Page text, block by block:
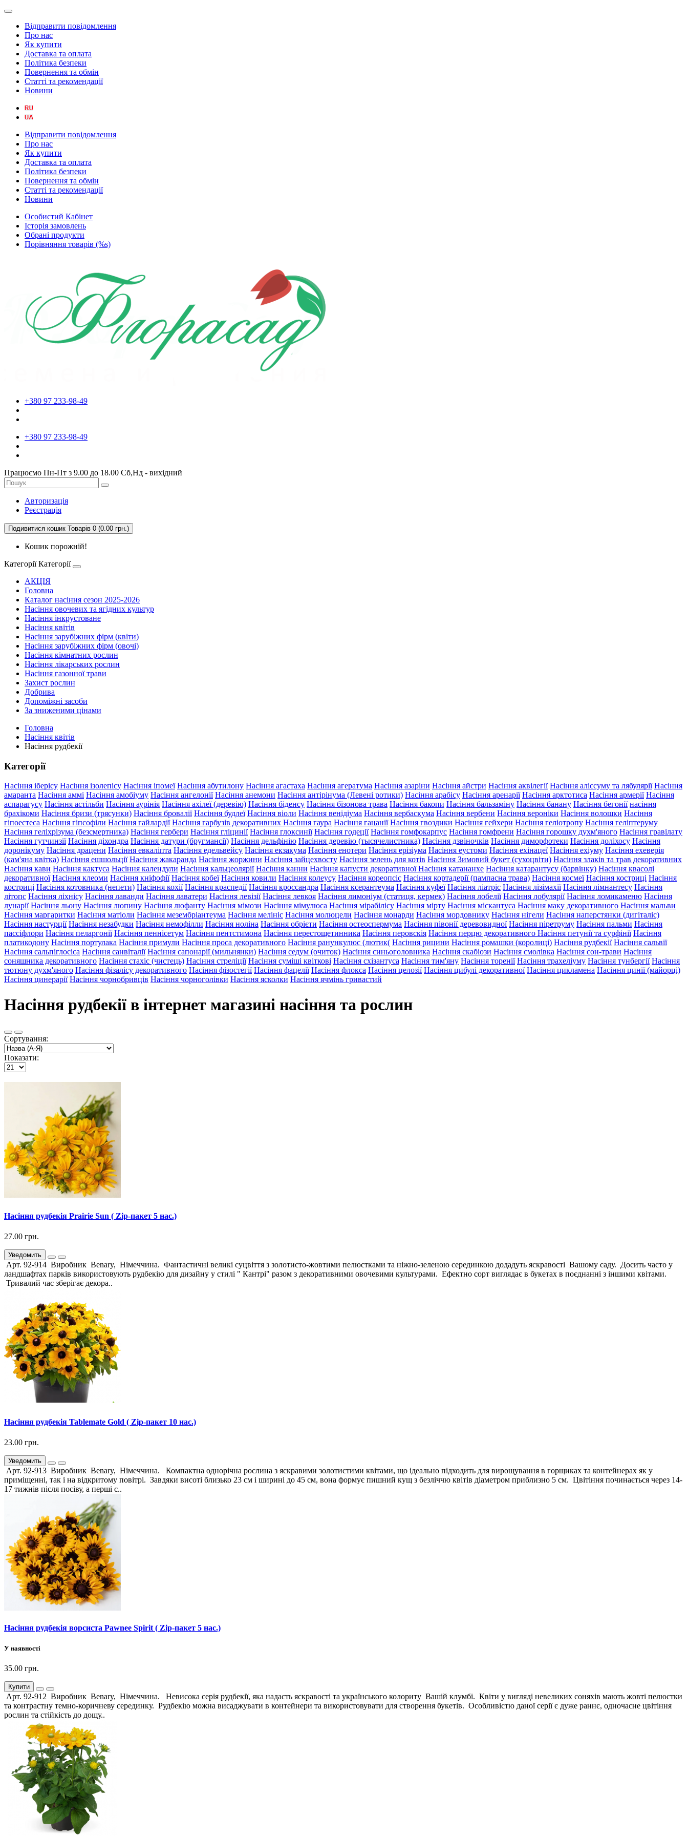
Відправити повідомлення
Про нас
Як купити
Доставка та оплата
Політика безпеки
Повернення та обмін
Статті та рекомендації
Новини
Відправити повідомлення
Про нас
Як купити
Доставка та оплата
Політика безпеки
Повернення та обмін
Статті та рекомендації
Новини
Особистий Кабінет
Історія замовлень
Обрані продукти
Порівняння товарів (%s)
+380 97 233-98-49
+380 97 233-98-49
Працюємо Пн-Пт з 9.00 до 18.00 Сб,Нд - вихідний
Авторизація
Реєстрація
Подивитися кошик Товарів 0 (0.00 грн.)
Кошик порожній!
Категорії Категорії
АКЦІЯ
Головна
Каталог насіння сезон 2025-2026
Насіння овочевих та ягідних культур
Насіння інкрустоване
Насіння квітів
Насіння зарубіжних фірм (квіти)
Насіння зарубіжних фірм (овочі)
Насіння кімнатних рослин
Насіння лікарських рослин
Насіння газонної трави
Захист рослин
Добрива
Допоміжні засоби
За зниженими цінами
Головна
Насіння квітів
Насіння рудбекії
Категорії
Насіння іберісу Насіння ізолепісу Насіння іпомеї Насіння абутилону Насіння агастаха Насіння агератума Насіння азаріни Насіння айстри Насіння аквілегії Насіння аліссуму та лябулярії Насіння
амаранта Насіння аммі Насіння амобіуму Насіння ангелонії Насіння анемони Насіння антірінума (Левені ротики) Насіння арабісу Насіння аренарії Насіння арктотиса Насіння армерії Насіння
аспарагусу Насіння астільби Насіння аурінія Насіння ахілеї (деревію) Насіння біденсу Насіння бізонова трава Насіння бакопи Насіння бальзаміну Насіння банану Насіння бегонії насіння
брахікоми Насіння бризи (трясунки) Насіння бровалії Насіння будлеї Насіння віоли Насіння венідіума Насіння вербаскума Насіння вербени Насіння вероніки Насіння волошки Насіння
гіпоестеса Насіння гіпсофіли Насіння гайлардії Насіння гарбузів декоративних Насіння гаура Насіння гацанії Насіння гвоздики Насіння гейхери Насіння геліотропу Насіння геліптеруму
Насіння геліхрізума (безсмертника) Насіння гербери Насіння гліцинії Насіння глоксинії Насіння годеції Насіння гомфокарпус Насіння гомфрени Насіння горошку духм'яного Насіння гравілату
Насіння гутчинзії Насіння діхондра Насіння датури (бругмансії) Насіння дельфінію Насіння деревію (тысячелистника) Насіння дзвіночків Насіння диморфотеки Насіння доліхосу Насіння
доронікуму Насіння драцени Насіння евкаліпта Насіння едельвейсу Насіння екзакума Насіння енотери Насіння ерізіума Насіння еустоми Насіння ехінацеї Насіння ехіуму Насіння ехеверія
(кам'яна квітка) Насіння ешшольції Насіння жакаранда Насіння жоржини Насіння зайцехвосту Насіння зелень для котів Насіння Зимовий букет (сухоцвіти) Насіння злаків та трав декоративних
Насіння кави Насіння кактуса Насіння календули Насіння кальцеолярії Насіння канни Насіння капусти декоративноїНасіння катананхе Насіння катарантусу (барвінку) Насіння квасолі
декоративної Насіння клеоми Насіння кніфофії Насіння кобеї Насіння ковили Насіння колеусу Насіння кореопсіс Насіння кортадерії (пампасна трава) Насіння космеї Насіння костриці Насіння
костриці Насіння котовника (непети) Насіння кохії Насіння краспедії Насіння кроссандра Насіння ксерантеума Насіння куфеї Насіння ліатріс Насіння лізімахії Насіння лімнантесу Насіння
літопс Насіння ліхнісу Насіння лаванди Насіння лаватери Насіння левізії Насіння левкоя Насіння лимоніум (статиця, кермек) Насіння лобелії Насіння лобулярії Насіння ломикаменю Насіння
лунарії Насіння льону Насіння люпину Насіння люфанту Насіння мімози Насіння мімулюса Насіння мірабілісу Насіння мірту Насіння міскантуса Насіння маку декоративного Насіння мальви
Насіння маргаритки Насіння матіоли Насіння мезембріантеума Насіння мелініс Насіння молюцели Насіння монарди Насіння мордовнику Насіння нігели Насіння наперстянки (дигіталіс)
Насіння настурції Насіння незабудки Насіння немофілли Насіння ноліна Насіння обрієти Насіння остеоспермума Насіння півонії деревовидної Насіння піретруму Насіння пальми Насіння
пассіфлори Насіння пеларгонії Насіння пеннісетум Насіння пентстимона Насіння перестощетинника Насіння перовскія Насіння перцю декоративного Насіння петунії та сурфінії Насіння
платикодону Насіння портулака Насіння примули Насіння проса декоративного Насіння ранункулюс (лютик( Насіння рицини Насіння ромашки (королиці) Насіння рудбекії Насіння сальвії
Насіння сальпіглосіса Насіння санвіталії Насіння сапонарії (мильнянки) Насіння седум (очиток) Насіння синьоголовника Насіння скабіози Насіння смолівка Насіння сон-трави Насіння
соняшника декоративного Насіння стахіс (чистець) Насіння стреліції Насіння суміші квіткові Насіння схізантуса Насіння тим'яну Насіння торенії Насіння трахеліуму Насіння тунбергії Насіння
тютюну духм'яного Насіння фізалісу декоративного Насіння фізостегії Насіння фацелії Насіння флокса Насіння целозії Насіння цибулі декоративної Насіння цикламена Насіння цинії (майорці)
Насіння цинерарії Насіння чорнобривців Насіння чорноголівки Насіння ясколки Насіння ячмінь гривастий
Насіння рудбекії в інтернет магазині насіння та рослин
Сортування:
Показати:
Насіння рудбекія Prairie Sun ( Zip-пакет 5 нас.)
27.00 грн.
Уведомить
Арт. 92-914 Виробник Benary, Німеччина. Фантастичні великі суцвіття з золотисто-жовтими пелюстками та ніжно-зеленою серединкою додадуть яскравості Вашому саду. Досить часто у
ландшафтах парків використовують рудбекію для дизайну у стилі " Кантрі" разом з декоративними овочевими культурами. Ефектно сорт виглядає в букетах в поєднанні з іншими квітами.
Тривалий час зберігає декора..
Насіння рудбекія Tablemate Gold ( Zip-пакет 10 нас.)
23.00 грн.
Уведомить
Арт. 92-913 Виробник Benary, Німеччина. Компактна однорічна рослина з яскравими золотистими квітами, що ідеально підходить для вирощування в горщиках та контейнерах як у
приміщенні, так і на відкритому повітрі. Завдяки висоті близько 23 см і ширині до 45 см, вона формує пишний кущ з безліччю квітів діаметром приблизно 5 см. Цвітіння починається через 14-
17 тижнів після посіву, а перші с..
Насіння рудбекія ворсиста Pawnee Spirit ( Zip-пакет 5 нас.)
У наявності
35.00 грн.
Купити
Арт. 92-912 Виробник Benary, Німеччина. Невисока серія рудбекії, яка надасть яскравості та українського колориту Вашій клумбі. Квіти у вигляді невеликих соняхів мають жовті пелюстки
та контрастну темно-коричневу серединку. Рудбекію можна висаджувати в контейнери та використовувати для створення букетів. Особливістю даної серії є дуже раннє, одночасне цвітіння
рослин та стійкість до дощу..